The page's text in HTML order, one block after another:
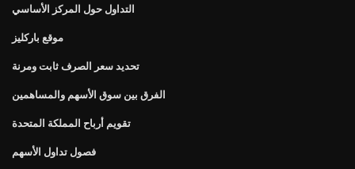
التداول حول المركز الأساسي
موقع باركليز
تحديد سعر الصرف ثابت ومرنة
الفرق بين سوق الأسهم والمساهمين
تقويم أرباح المملكة المتحدة
فصول تداول الأسهم